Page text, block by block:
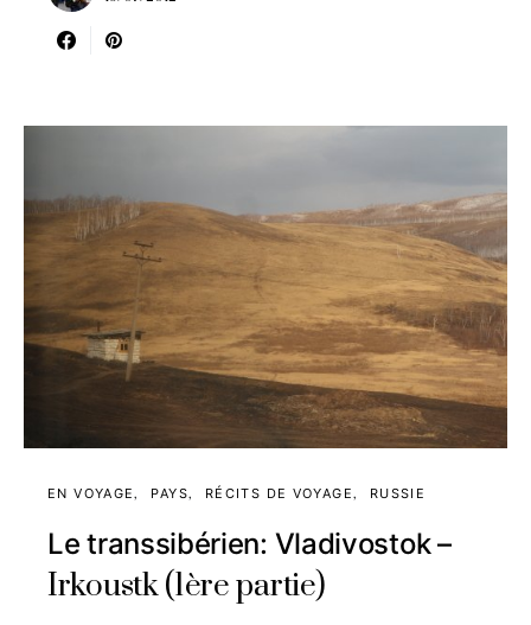
EN VOYAGE PAYS RÉCITS DE VOYAGE RUSSIE
Le transsibérien: Vladivostok –
Irkoustk (1ère partie)